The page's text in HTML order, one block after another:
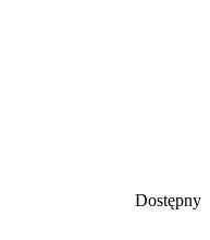
Dostępny